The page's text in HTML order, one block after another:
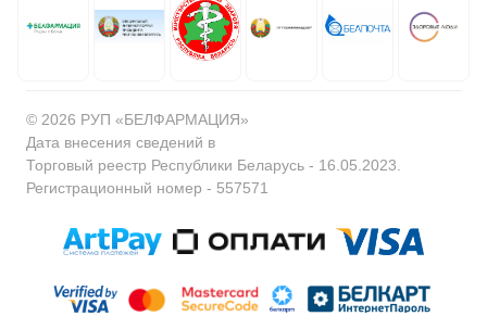
© 2026 РУП «БЕЛФАРМАЦИЯ»
Дата внесения сведений в
Торговый реестр Республики Беларусь - 16.05.2023.
Регистрационный номер - 557571